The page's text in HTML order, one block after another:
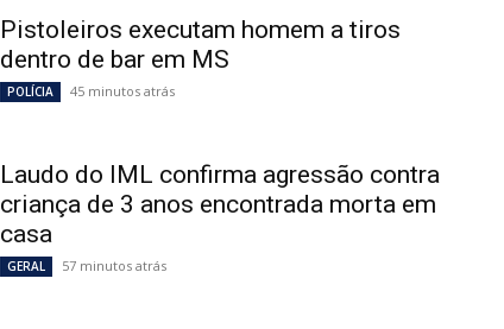
Pistoleiros executam homem a tiros
dentro de bar em MS
POLÍCIA 45 minutos atrás
Laudo do IML confirma agressão contra
criança de 3 anos encontrada morta em
casa
GERAL 57 minutos atrás